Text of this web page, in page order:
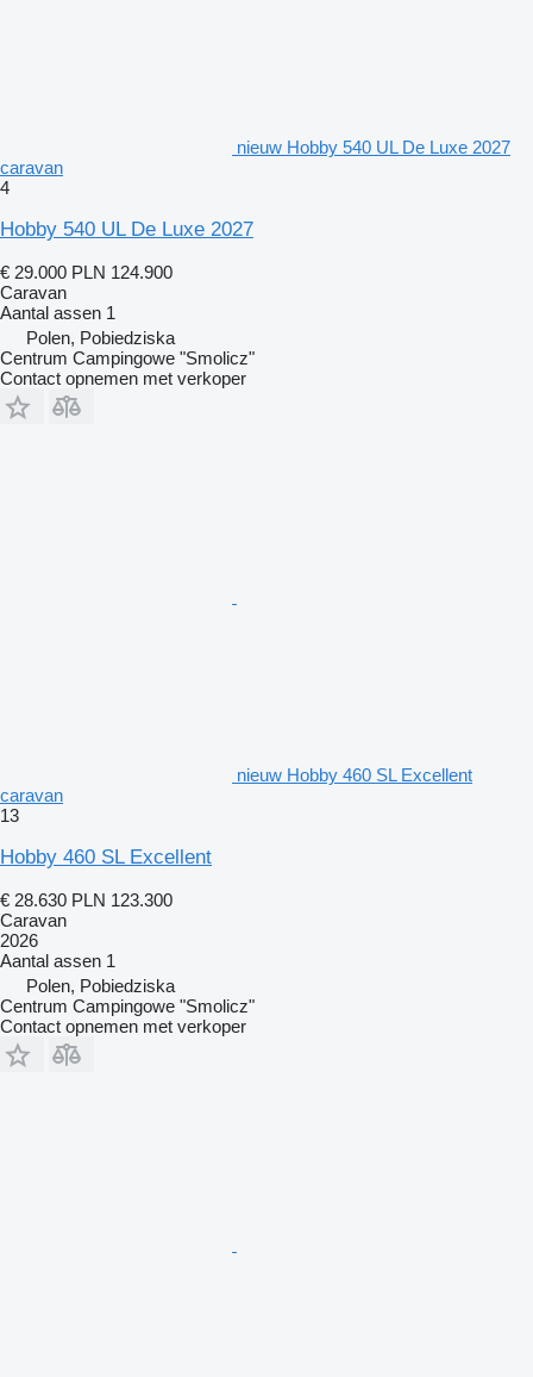
nieuw Hobby 540 UL De Luxe 2027
caravan
4
Hobby 540 UL De Luxe 2027
€ 29.000 PLN 124.900
Caravan
Aantal assen 1
Polen, Pobiedziska
Centrum Campingowe "Smolicz"
Contact opnemen met verkoper
nieuw Hobby 460 SL Excellent
caravan
13
Hobby 460 SL Excellent
€ 28.630 PLN 123.300
Caravan
2026
Aantal assen 1
Polen, Pobiedziska
Centrum Campingowe "Smolicz"
Contact opnemen met verkoper